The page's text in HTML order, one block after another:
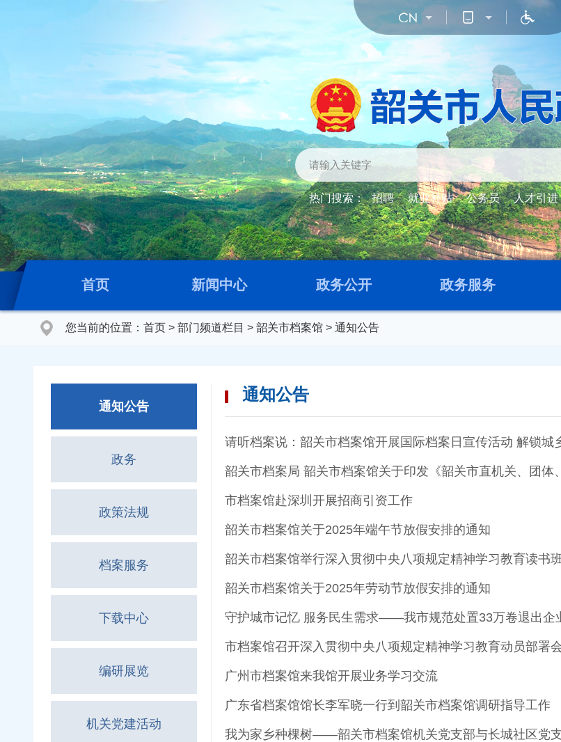
热门搜索： 招聘 就业补贴 公务员 人才引进
首页 新闻中心 政务公开 政务服务
您当前的位置： 首页 > 部门频道栏目 > 韶关市档案馆 > 通知公告
通知公告
政务
政策法规
档案服务
下载中心
编研展览
机关党建活动
通知公告
请听档案说：韶关市档案馆开展国际档案日宣传活动 解锁城
市档案馆赴深圳开展招商引资工作
韶关市档案馆关于2025年端午节放假安排的通知
韶关市档案馆举行深入贯彻中央八项规定精神学习教育读书
韶关市档案馆关于2025年劳动节放假安排的通知
守护城市记忆 服务民生需求——我市规范处置33万卷退出企
市档案馆召开深入贯彻中央八项规定精神学习教育动员部署
广州市档案馆来我馆开展业务学习交流
广东省档案馆馆长李军晓一行到韶关市档案馆调研指导工作
我为家乡种棵树——韶关市档案馆机关党支部与长城社区党